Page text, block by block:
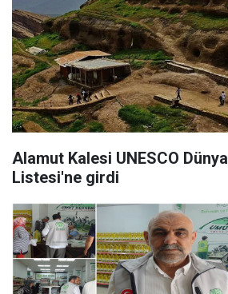
Alamut Kalesi UNESCO
Listesi'ne girdi